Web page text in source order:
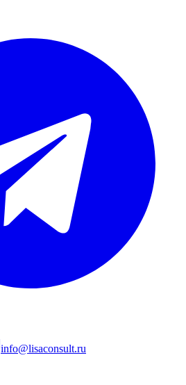
info@lisaconsult.ru